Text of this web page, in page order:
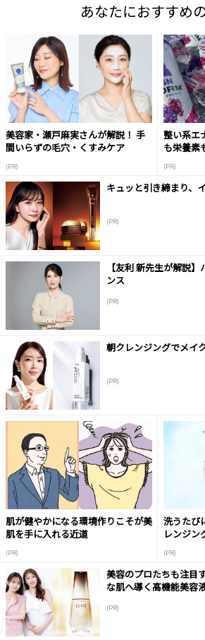
あなたにおすすめ
美容家・瀬戸麻実さんが解説！ 手
間いらずの毛穴・くすみケア
(PR)
整い系エ
も栄養素
(PR)
キュッと引き締まり、
(PR)
【友利 新先生が解説
ンス
(PR)
朝クレンジングでメイ
(PR)
肌が健やかになる環境作りこそが美
肌を手に入れる近道
(PR)
洗うたび
レンジン
(PR)
美容のプロたちも注目
な肌へ導く高機能美容
(PR)